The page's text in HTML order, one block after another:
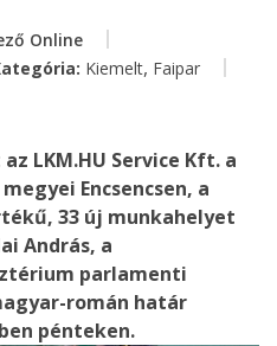
Online
Kiemelt, Faipar
LKM.HU Service Kft. a
Encsencsen, a
33 új munkahelyet
András, a
parlamenti
román határ
pénteken.